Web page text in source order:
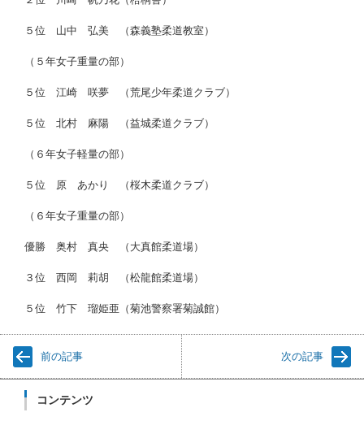
５位 山中 弘美 （森義塾柔道教室）
（５年女子重量の部）
５位 江崎 咲夢 （荒尾少年柔道クラブ）
５位 北村 麻陽 （益城柔道クラブ）
（６年女子軽量の部）
５位 原 あかり （桜木柔道クラブ）
（６年女子重量の部）
優勝 奥村 真央 （大真館柔道場）
３位 西岡 莉胡 （松龍館柔道場）
５位 竹下 瑠姫亜（菊池警察署菊誠館）
前の記事 次の記事
コンテンツ